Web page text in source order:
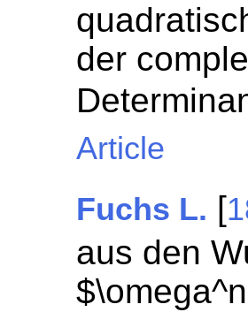
der
Article
Fuchs L. [
aus den